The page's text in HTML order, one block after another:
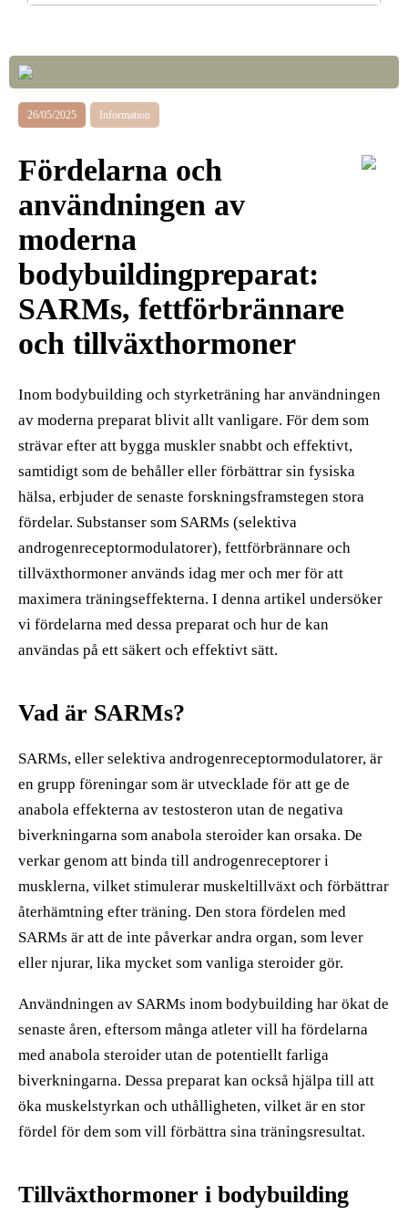
26/05/2025 Information
Fördelarna och
användningen av
moderna
bodybuildingpreparat:
SARMs, fettförbrännare
och tillväxthormoner
Inom bodybuilding och styrketräning har användningen
av moderna preparat blivit allt vanligare. För dem som
strävar efter att bygga muskler snabbt och effektivt,
samtidigt som de behåller eller förbättrar sin fysiska
hälsa, erbjuder de senaste forskningsframstegen stora
fördelar. Substanser som SARMs (selektiva
androgenreceptormodulatorer), fettförbrännare och
tillväxthormoner används idag mer och mer för att
maximera träningseffekterna. I denna artikel undersöker
vi fördelarna med dessa preparat och hur de kan
användas på ett säkert och effektivt sätt.
Vad är SARMs?
SARMs, eller selektiva androgenreceptormodulatorer, är
en grupp föreningar som är utvecklade för att ge de
anabola effekterna av testosteron utan de negativa
biverkningarna som anabola steroider kan orsaka. De
verkar genom att binda till androgenreceptorer i
musklerna, vilket stimulerar muskeltillväxt och förbättrar
återhämtning efter träning. Den stora fördelen med
SARMs är att de inte påverkar andra organ, som lever
eller njurar, lika mycket som vanliga steroider gör.
Användningen av SARMs inom bodybuilding har ökat de
senaste åren, eftersom många atleter vill ha fördelarna
med anabola steroider utan de potentiellt farliga
biverkningarna. Dessa preparat kan också hjälpa till att
öka muskelstyrkan och uthålligheten, vilket är en stor
fördel för dem som vill förbättra sina träningsresultat.
Tillväxthormoner i bodybuilding